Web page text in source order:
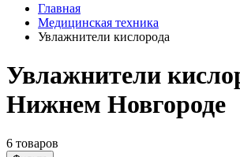
Главная
Медицинская техника
Увлажнители кислорода
Увлажнители
Нижнем Новгороде
6 товаров